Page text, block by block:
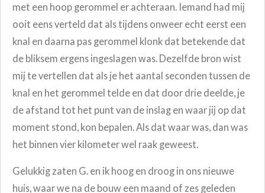
met een hoop gerommel er achteraan. Iemand had mij
ooit eens verteld dat als tijdens onweer echt eerst een
knal en daarna pas gerommel klonk dat betekende dat
de bliksem ergens ingeslagen was. Dezelfde bron wist
mij te vertellen dat als je het aantal seconden tussen de
knal en het gerommel telde en dat door drie deelde, je
de afstand tot het punt van de inslag en waar jij op dat
moment stond, kon bepalen. Als dat waar was, dan was
het binnen vier kilometer wel raak geweest.
Gelukkig zaten G. en ik hoog en droog in ons nieuwe
huis, waar we na de bouw een maand of zes geleden